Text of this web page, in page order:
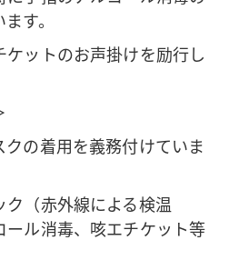
す。
ケットのお声掛けを励行し
クの着用を義務付けていま
ク（赤外線による検温
ール消毒、咳エチケット等